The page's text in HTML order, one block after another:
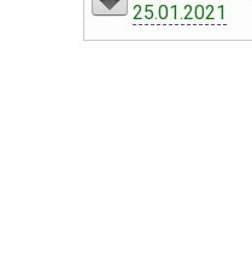
25.01.2021